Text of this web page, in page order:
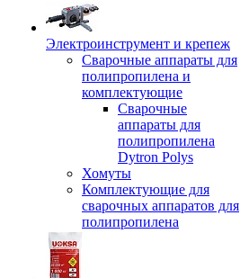
Электроинструмент и крепеж
Сварочные аппараты для
полипропилена и
комплектующие
Сварочные
аппараты для
полипропилена
Dytron Polys
Хомуты
Комплектующие для
сварочных аппаратов для
полипропилена